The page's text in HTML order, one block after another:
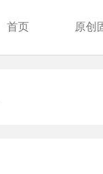
首页 原创